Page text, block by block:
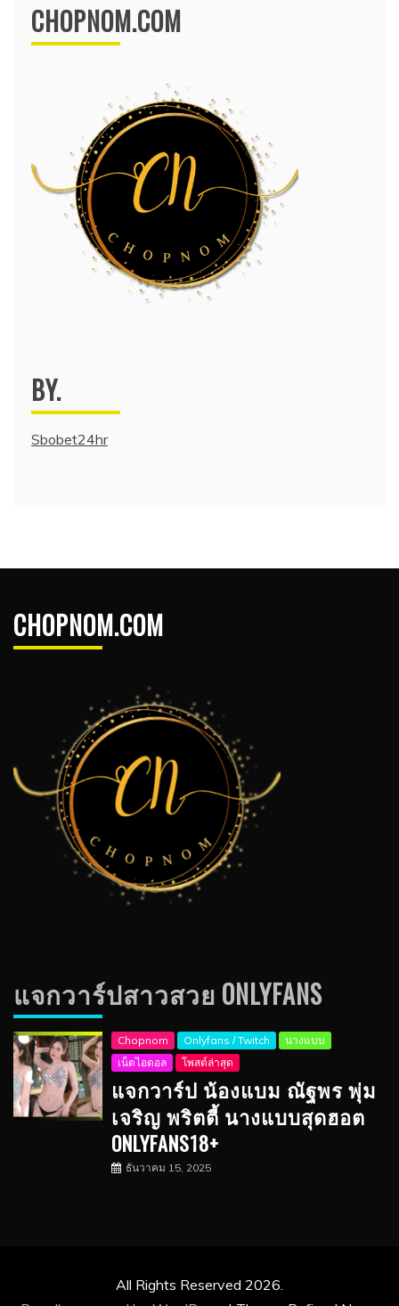
CHOPNOM.COM
BY.
Sbobet24hr
CHOPNOM.COM
แจกวาร์ปสาวสวย ONLYFANS
Chopnom Onlyfans / Twitch
นางแบบ
เน็ตไอดอล
โพสต์ล่าสุด
แจกวาร์ป น้องแบม ณัฐพร พุ่ม
เจริญ พริตตี้ นางแบบสุดฮอต
ONLYFANS18+
ธันวาคม 15, 2025
All Rights Reserved 2026.